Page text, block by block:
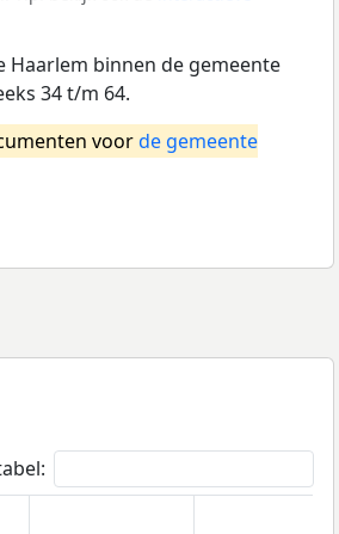
Haarlem binnen de gemeente
34 t/m 64.
voorde gemeente